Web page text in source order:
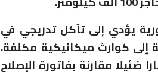
يؤدي إلى تآكل تدريجي في
إلى كوارث ميكانيكية مكلفة.
ضئيلا مقارنة بفاتورة الإصلاح